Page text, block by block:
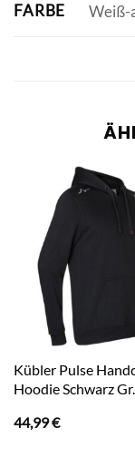
FARBE Weiß-
Kübler Pulse
Hoodie Schwarz
44,99€